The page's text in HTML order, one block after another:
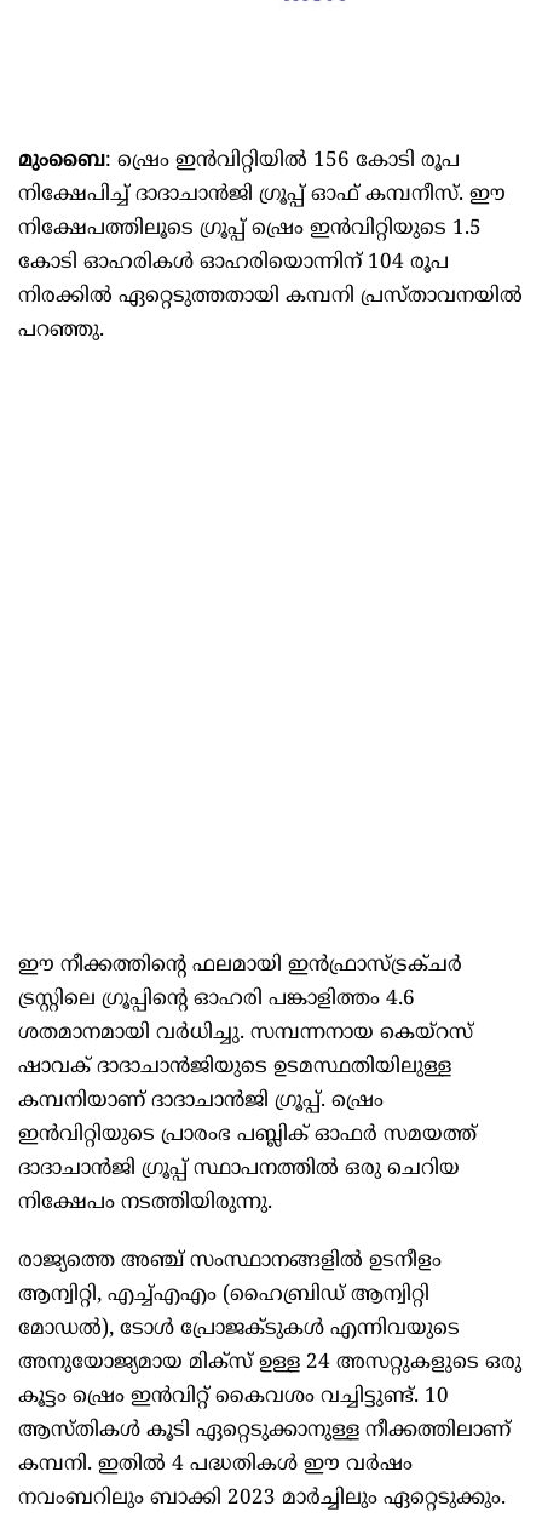
മുംബൈ: ഷ്രെം ഇൻവിറ്റിയിൽ 156 കോടി രൂപ
നിക്ഷേപിച്ച് ദാദാചാൻജി ഗ്രൂപ്പ് ഓഫ് കമ്പനീസ്. ഈ
നിക്ഷേപത്തിലൂടെ ഗ്രൂപ്പ് ഷ്രെം ഇൻവിറ്റിയുടെ 1.5
കോടി ഓഹരികൾ ഓഹരിയൊന്നിന് 104 രൂപ
നിരക്കിൽ ഏറ്റെടുത്തതായി കമ്പനി പ്രസ്താവനയിൽ
പറഞ്ഞു.
ഈ നീക്കത്തിന്റെ ഫലമായി ഇൻഫ്രാസ്ട്രക്ചർ
ട്രസ്റ്റിലെ ഗ്രൂപ്പിന്റെ ഓഹരി പങ്കാളിത്തം 4.6
ശതമാനമായി വർധിച്ചു. സമ്പന്നനായ കെയ്‌റസ്
ഷാവക് ദാദാചാൻജിയുടെ ഉടമസ്ഥതിയിലുള്ള
കമ്പനിയാണ് ദാദാചാൻജി ഗ്രൂപ്പ്. ഷ്രെം
ഇൻവിറ്റിയുടെ പ്രാരംഭ പബ്ലിക് ഓഫർ സമയത്ത്
ദാദാചാൻജി ഗ്രൂപ്പ് സ്ഥാപനത്തിൽ ഒരു ചെറിയ
നിക്ഷേപം നടത്തിയിരുന്നു.
രാജ്യത്തെ അഞ്ച് സംസ്ഥാനങ്ങളിൽ ഉടനീളം
ആന്വിറ്റി, എച്ച്എഎം (ഹൈബ്രിഡ് ആന്വിറ്റി
മോഡൽ), ടോൾ പ്രോജക്ടുകൾ എന്നിവയുടെ
അനുയോജ്യമായ മിക്‌സ് ഉള്ള 24 അസറ്റുകളുടെ ഒരു
കൂട്ടം ഷ്രെം ഇൻവിറ്റ് കൈവശം വച്ചിട്ടുണ്ട്. 10
ആസ്തികൾ കൂടി ഏറ്റെടുക്കാനുള്ള നീക്കത്തിലാണ്
കമ്പനി. ഇതിൽ 4 പദ്ധതികൾ ഈ വർഷം
നവംബറിലും ബാക്കി 2023 മാർച്ചിലും ഏറ്റെടുക്കും.